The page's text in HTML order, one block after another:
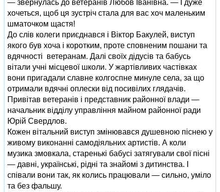
— звернулась до ветеранів Любов Іванівна. — І дуже
хочеться, щоб ця зустріч стала для вас хоч маленьким
шматочком щастя!
До слів колеги приєднався і Віктор Бакулей, виступ
якого був хоча і коротким, проте сповненим пошани та
вдячності ветеранам. Далі своїх дідусів та бабусь
вітали учні місцевої школи. У жартівливих частівках
вони пригадали славне колгоспне минуле села, за що
отримали вдячні оплески від посивілих глядачів.
Привітав ветеранів і представник районної влади —
начальник відділу управління майном районної ради
Юрій Свердлов.
Кожен вітальний виступ змінювався душевною піснею у
живому виконанні самодіяльних артистів. А коли
музика змовкала, старенькі бабусі затягували свої пісні
— давні, українські, рідні та знайомі з дитинства. І
співали вони так, як колись працювали — сильно, уміло
та без фальшу.